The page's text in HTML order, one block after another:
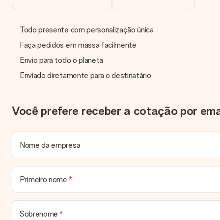
Ao clicar na opção “Cartão grátis” no nosso carrinho de
O meu presente vai embrulhado?
De momento, ainda não oferecemos um serviço de embrulho.
entregue e pode ser enviado diretamente ao destinatário.
Prazo de entrega, opções de entrega e portes de
Todos os prazos de entrega podem ser encontrados na
nestas datas.
Quais opções de entrega posso escolher?
Infelizmente, ainda não é possível escolher uma opção de
enquadra? Por favor entre em contacto com a nossa equipa de
Como posso pagar o meu pedido?
Todo presente com personalização única
Faça pedidos em massa facilmente
Envio para todo o planeta
Enviado diretamente para o destinatário
Você prefere receber a cotação por
Nome da empresa
Primeiro nome
Sobrenome